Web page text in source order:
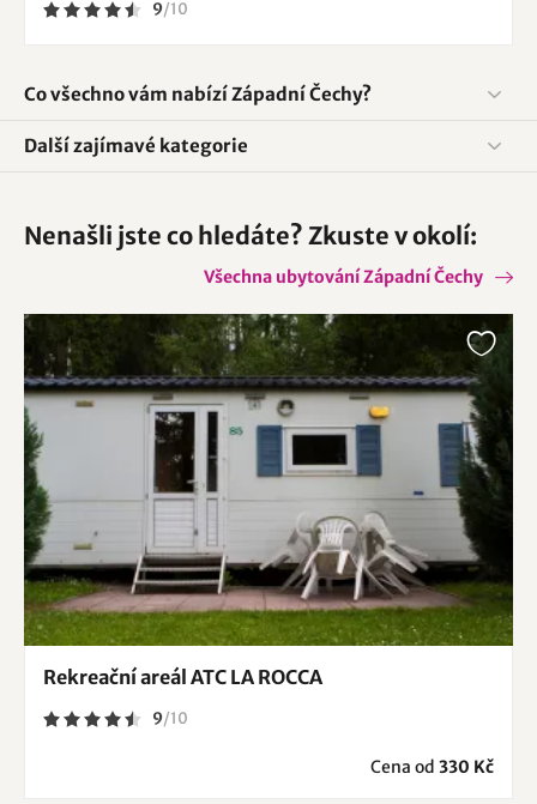
9/10
Co všechno vám nabízí Západní Čechy?
Další zajímavé kategorie
Nenašli jste co hledáte? Zkuste v okolí:
Všechna ubytování Západní Čechy
Rekreační areál ATC LA ROCCA
9/10
Cena od 330 Kč